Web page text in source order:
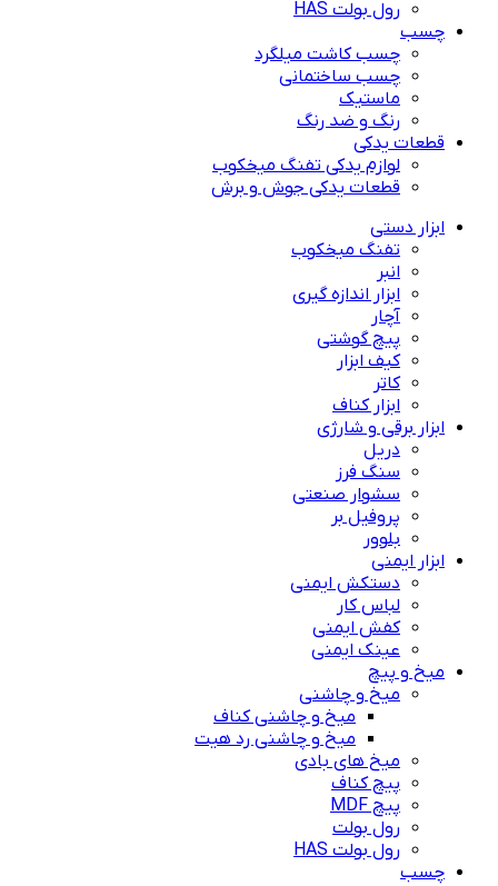
رول بولت HAS
چسب
چسب کاشت میلگرد
چسب ساختمانی
ماستیک
رنگ و ضد رنگ
قطعات یدکی
لوازم یدکی تفنگ میخکوب
قطعات یدکی جوش و برش
ابزار دستی
تفنگ میخکوب
انبر
ابزار اندازه گیری
آچار
پیچ گوشتی
کیف ابزار
کاتر
ابزار کناف
ابزار برقی و شارژی
دریل
سنگ فرز
سشوار صنعتی
پروفیل بر
بلوور
ابزار ایمنی
دستکش ایمنی
لباس کار
کفش ایمنی
عینک ایمنی
میخ و پیچ
میخ و چاشنی
میخ و چاشنی کناف
میخ و چاشنی رد هیت
میخ های بادی
پیچ کناف
پیچ MDF
رول بولت
رول بولت HAS
چسب